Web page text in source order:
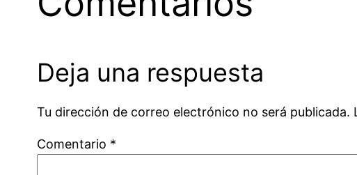
Deja una respuesta
Tu dirección de correo electrónico no será publicada.
Comentario *